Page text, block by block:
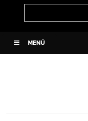
MENÚ